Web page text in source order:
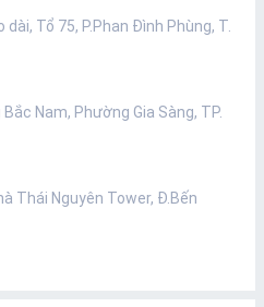
dài, Tổ 75, P.Phan Đình Phùng, T.
Nam, Phường Gia Sàng, TP.
Thái Nguyên Tower, Đ.Bến